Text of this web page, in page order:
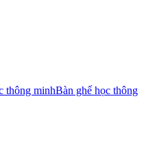
Bàn ghế học thông